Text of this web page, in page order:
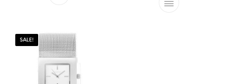
SALE!